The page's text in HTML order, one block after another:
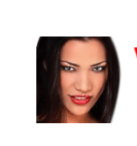
contenu